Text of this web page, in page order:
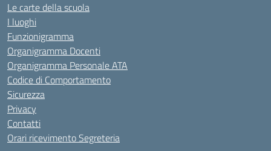
Le carte della scuola
I luoghi
Funzionigramma
Organigramma Docenti
Organigramma Personale ATA
Codice di Comportamento
Sicurezza
Privacy
Contatti
Orari ricevimento Segreteria